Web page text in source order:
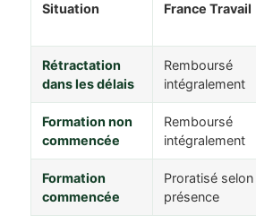
Situation France Travail
Rétractation
dans les délais
Remboursé
intégralement
Formation non
commencée
Remboursé
intégralement
Formation
commencée
Proratisé selon
présence